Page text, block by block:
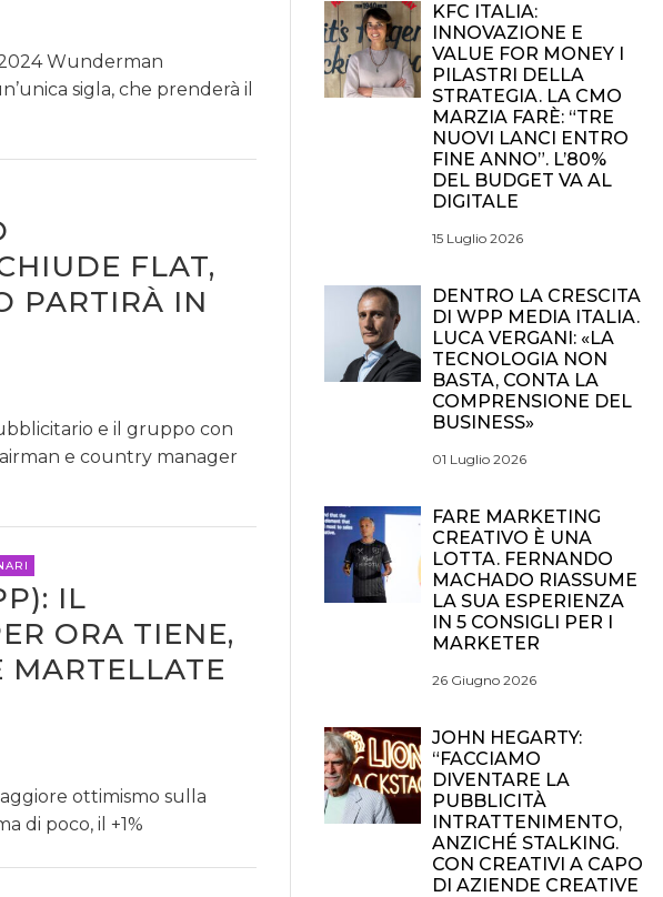
Wunderman
sigla, che prenderà il
FLAT,
PARTIRÀ IN
e il gruppo con
e country manager
IL
ORA TIENE,
MARTELLATE
ottimismo sulla
di poco, il +1%
KFC ITALIA:
INNOVAZIONE E
VALUE FOR MONEY I
PILASTRI DELLA
STRATEGIA. LA CMO
MARZIA FARÈ: “TRE
NUOVI LANCI ENTRO
FINE ANNO”. L’80%
DEL BUDGET VA AL
DIGITALE
15 Luglio 2026
DENTRO LA CRESCITA
DI WPP MEDIA ITALIA.
LUCA VERGANI: «LA
TECNOLOGIA NON
BASTA, CONTA LA
COMPRENSIONE DEL
BUSINESS»
01 Luglio 2026
FARE MARKETING
CREATIVO È UNA
LOTTA. FERNANDO
MACHADO RIASSUME
LA SUA ESPERIENZA
IN 5 CONSIGLI PER I
MARKETER
26 Giugno 2026
JOHN HEGARTY:
“FACCIAMO
DIVENTARE LA
PUBBLICITÀ
INTRATTENIMENTO,
ANZICHÉ STALKING.
CON CREATIVI A CAPO
DI AZIENDE CREATIVE